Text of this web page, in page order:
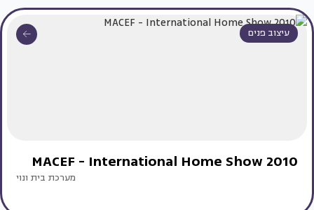
עיצוב פנים
MACEF - International Home Show 2010
מערכת בית ונוי